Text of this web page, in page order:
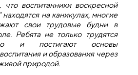
воспитанники воскресной
на каникулах, многие
свои трудовые будни в
Ребята не только трудятся
и постигают основы
и образования через
природой.